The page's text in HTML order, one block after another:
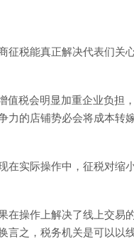
征税能真正解决代表们关
值税会明显加重企业负担
力的店铺势必会将成本转
在实际操作中，征税对缩
在操作上解决了线上交易
言之，税务机关是可以以